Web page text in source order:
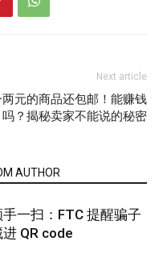
Next article
两元的商品还包邮！能赚钱
吗？揭秘卖家不能说的秘密
AUTHOR
一扫：FTC 提醒骗子
QR code